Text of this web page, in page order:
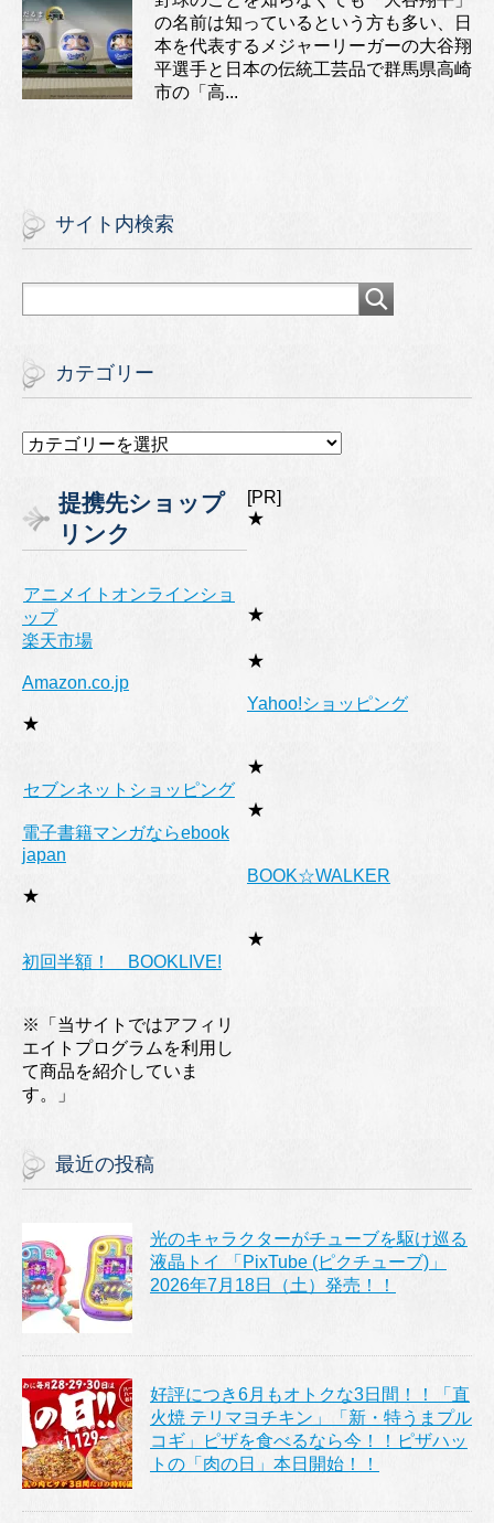
の名前は知っているという方も多い、日
本を代表するメジャーリーガーの大谷翔
平選手と日本の伝統工芸品で群馬県高崎
市の「高...
サイト内検索
カテゴリー
カ
リ
ー
提携先ショップ
リンク
[PR]
★
アニメイトオンラインショ
ップ
★
楽天市場
★
Amazon.co.jp
★
Yahoo!ショッピング
★
セブンネットショッピング
★
電子書籍マンガならebook
japan
★
BOOK☆WALKER
★
初回半額！ BOOKLIVE!
※「当サイトではアフィリ
エイトプログラムを利用し
て商品を紹介していま
す。」
最近の投稿
光のキャラクターがチューブを駆け巡る
液晶トイ 「PixTube (ピクチューブ)」
2026年7月18日（土）発売！！
好評につき6月もオトクな3日間！！「直
火焼 テリマヨチキン」「新・特うまプル
コギ」ピザを食べるなら今！！ピザハッ
トの「肉の日」本日開始！！